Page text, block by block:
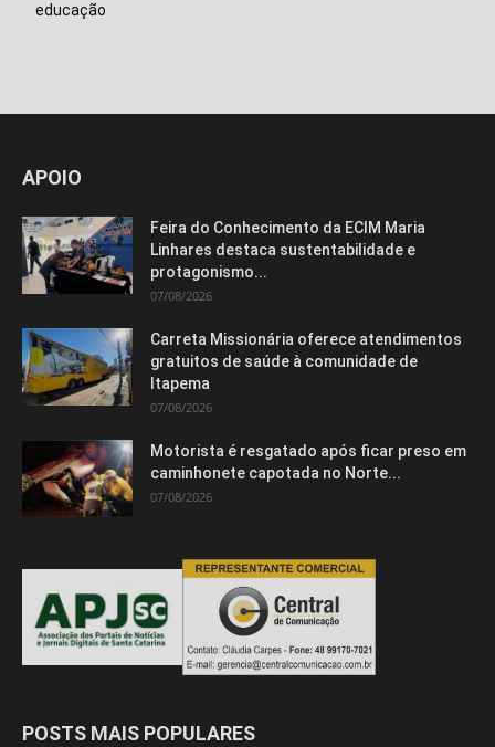
educação
APOIO
Feira do Conhecimento da ECIM Maria
Linhares destaca sustentabilidade e
protagonismo...
07/08/2026
Carreta Missionária oferece atendimentos
gratuitos de saúde à comunidade de
Itapema
07/08/2026
Motorista é resgatado após ficar preso em
caminhonete capotada no Norte...
07/08/2026
POSTS MAIS POPULARES